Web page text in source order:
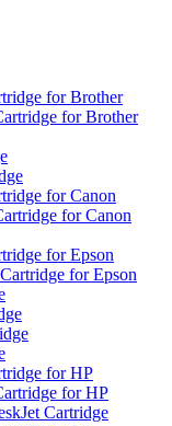
for Brother
for Brother
for Canon
for Canon
for Epson
for Epson
for HP
for HP
Cartridge